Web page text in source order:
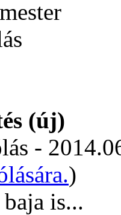
(új)
-
)
is...